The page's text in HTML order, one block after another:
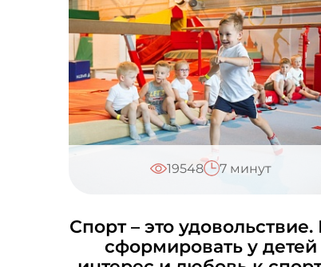
19548 7 минут
Спорт – это удовольствие.
сформировать у детей